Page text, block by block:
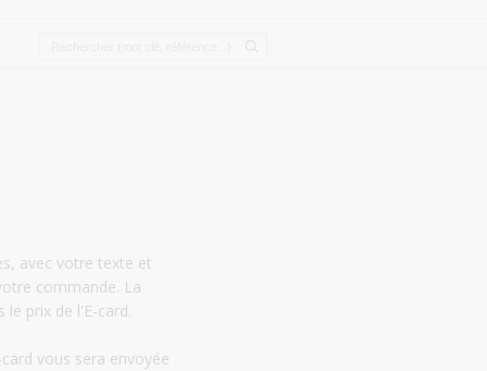
avec votre texte et
commande. La
prix de l'E-card.
vous sera envoyée